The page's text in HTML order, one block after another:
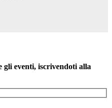
gli eventi, iscrivendoti alla